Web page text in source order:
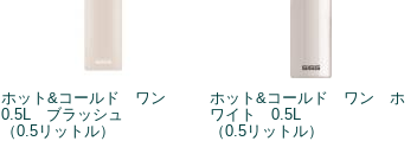
ホット&コールド ワン
0.5L ブラッシュ
（0.5リットル）
ホット&コールド ワン ホ
ワイト 0.5L
（0.5リットル）